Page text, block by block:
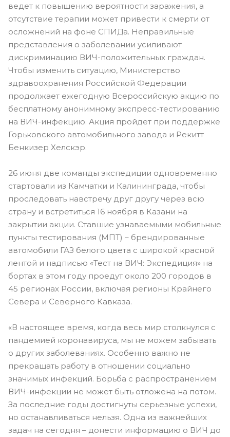
ведет к повышению вероятности заражения, а
отсутствие терапии может привести к смерти от
осложнений на фоне СПИДа. Неправильные
представления о заболевании усиливают
дискриминацию ВИЧ-положительных граждан.
Чтобы изменить ситуацию, Министерство
здравоохранения Российской Федерации
продолжает ежегодную Всероссийскую акцию по
бесплатному анонимному экспресс-тестированию
на ВИЧ-инфекцию. Акция пройдет при поддержке
Горьковского автомобильного завода и Рекитт
Бенкизер Хелскэр.
26 июня две команды экспедиции одновременно
стартовали из Камчатки и Калининграда, чтобы
проследовать навстречу друг другу через всю
страну и встретиться 16 ноября в Казани на
закрытии акции. Ставшие узнаваемыми мобильные
пункты тестирования (МПТ) – брендированные
автомобили ГАЗ белого цвета с широкой красной
лентой и надписью «Тест на ВИЧ: Экспедиция» на
бортах в этом году проедут около 200 городов в
45 регионах России, включая регионы Крайнего
Севера и Северного Кавказа.
«В настоящее время, когда весь мир столкнулся с
пандемией коронавируса, мы не можем забывать
о других заболеваниях. Особенно важно не
прекращать работу в отношении социально
значимых инфекций. Борьба с распространением
ВИЧ-инфекции не может быть отложена на потом.
За последние годы достигнуты серьезные успехи,
но останавливаться нельзя. Одна из важнейших
задач на сегодня – донести информацию о ВИЧ до